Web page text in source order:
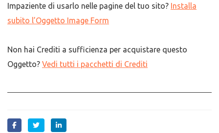
Impaziente di usarlo nelle pagine del tuo sito? Installa
subito l’Oggetto Image Form
Non hai Crediti a sufficienza per acquistare questo
Oggetto? Vedi tutti i pacchetti di Crediti